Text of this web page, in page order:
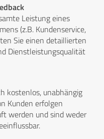
Leistung eines
(z.B. Kundenservice,
Sie einen detaillierten
Dienstleistungsqualität
kostenlos, unabhängig
Kunden erfolgen
werden und sind weder